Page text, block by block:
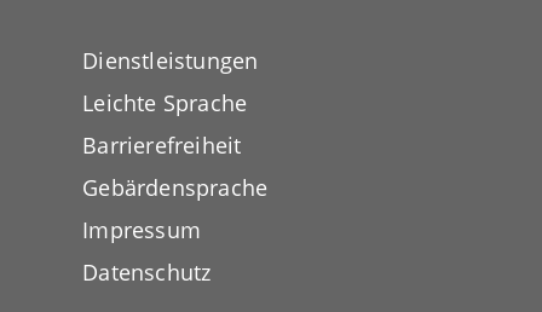
Dienstleistungen
Leichte Sprache
Barrierefreiheit
Gebärdensprache
Impressum
Datenschutz